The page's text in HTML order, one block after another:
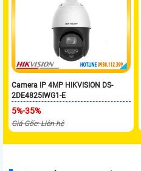
Camera IP 4MP HIKVISION DS-
2DE4825IWG1-E
5%-35%
Giá Gốc: Liên hệ